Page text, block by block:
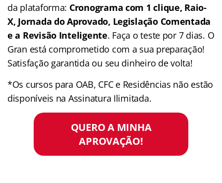
da plataforma: Cronograma com 1 clique, Raio-
X, Jornada do Aprovado, Legislação Comentada
e a Revisão Inteligente. Faça o teste por 7 dias. O
Gran está comprometido com a sua preparação!
Satisfação garantida ou seu dinheiro de volta!
*Os cursos para OAB, CFC e Residências não estão
disponíveis na Assinatura Ilimitada.
QUERO A MINHA
APROVAÇÃO!